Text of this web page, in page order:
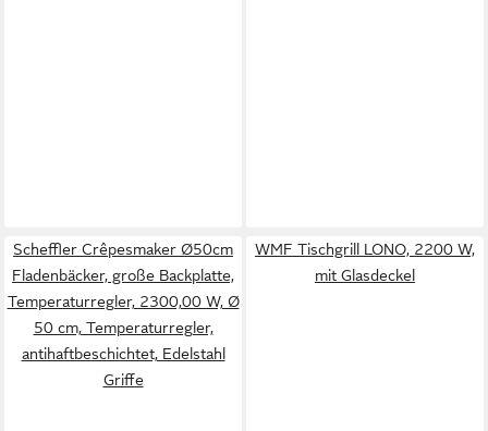
Scheffler Crêpesmaker Ø50cm
Fladenbäcker, große Backplatte,
Temperaturregler, 2300,00 W, Ø
50 cm, Temperaturregler,
antihaftbeschichtet, Edelstahl
Griffe
WMF Tischgrill LONO, 2200 W,
mit Glasdeckel